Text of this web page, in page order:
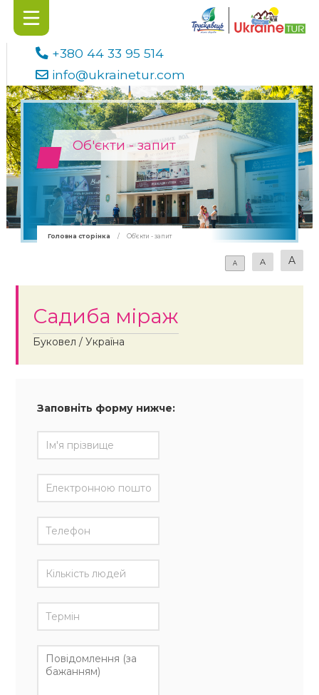
+380 44 33 95 514
info@ukrainetur.com
Об'єкти - запит
Головна сторінка / Об'єкти - запит
A A A
Садиба міраж
Буковел / Україна
Заповніть форму нижче: